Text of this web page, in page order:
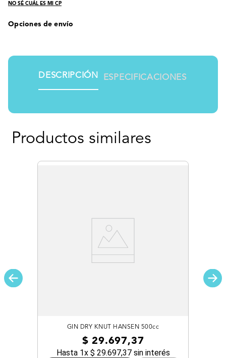
NO SÉ CUÁL ES MI CP
Opciones de envío
DESCRIPCIÓN ESPECIFICACIONES
Productos similares
GIN DRY KNUT HANSEN 500cc
$ 29.697,37
Hasta 1x $ 29.697,37sin interés